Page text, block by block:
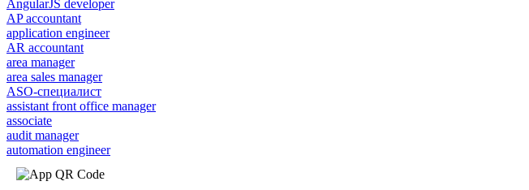
AngularJS developer
AP accountant
application engineer
AR accountant
area manager
area sales manager
ASO-специалист
assistant front office manager
associate
audit manager
automation engineer